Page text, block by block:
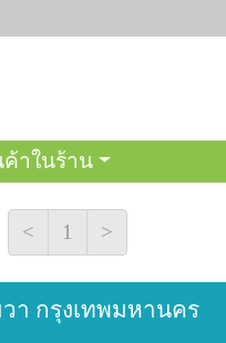
าในร้าน
< 1 >
า กรุงเทพมหานคร